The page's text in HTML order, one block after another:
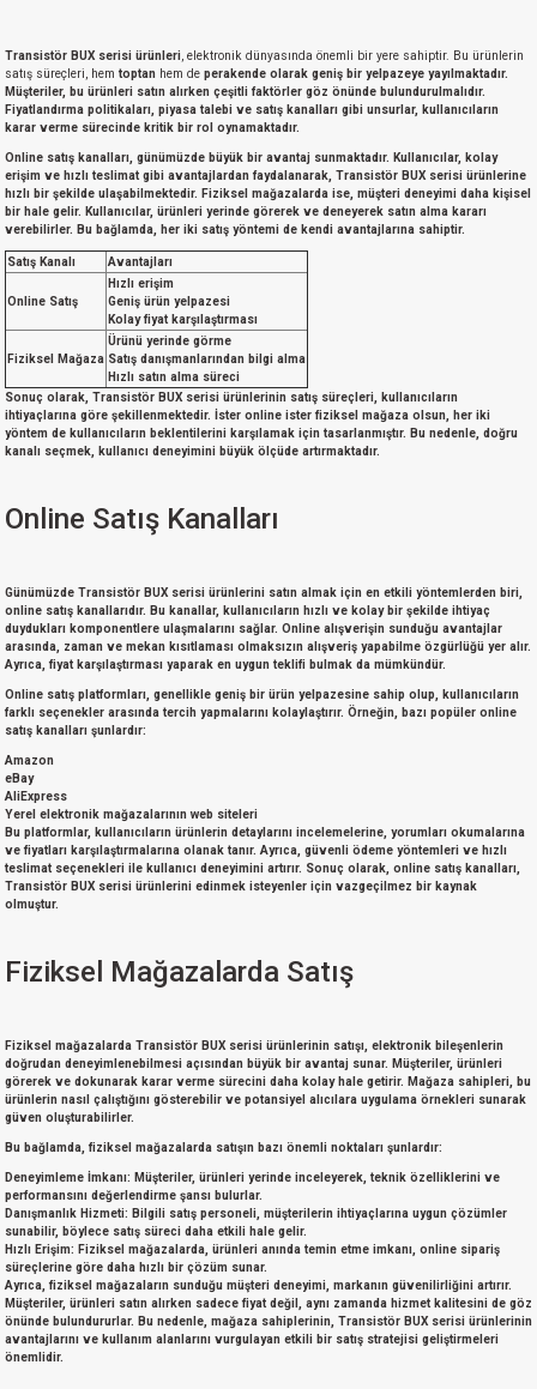
Transistör BUX serisi ürünleri, elektronik dünyasında önemli bir yere sahiptir. Bu ürünlerin
satış süreçleri, hem toptan hem de perakende olarak geniş bir yelpazeye yayılmaktadır.
Müşteriler, bu ürünleri satın alırken çeşitli faktörler göz önünde bulundurulmalıdır.
Fiyatlandırma politikaları, piyasa talebi ve satış kanalları gibi unsurlar, kullanıcıların
karar verme sürecinde kritik bir rol oynamaktadır.
Online satış kanalları, günümüzde büyük bir avantaj sunmaktadır. Kullanıcılar, kolay
erişim ve hızlı teslimat gibi avantajlardan faydalanarak, Transistör BUX serisi ürünlerine
hızlı bir şekilde ulaşabilmektedir. Fiziksel mağazalarda ise, müşteri deneyimi daha kişisel
bir hale gelir. Kullanıcılar, ürünleri yerinde görerek ve deneyerek satın alma kararı
verebilirler. Bu bağlamda, her iki satış yöntemi de kendi avantajlarına sahiptir.
Satış Kanalı Avantajları
Online Satış
Hızlı erişim
Geniş ürün yelpazesi
Kolay fiyat karşılaştırması
Fiziksel Mağaza
Ürünü yerinde görme
Satış danışmanlarından bilgi alma
Hızlı satın alma süreci
Sonuç olarak, Transistör BUX serisi ürünlerinin satış süreçleri, kullanıcıların
ihtiyaçlarına göre şekillenmektedir. İster online ister fiziksel mağaza olsun, her iki
yöntem de kullanıcıların beklentilerini karşılamak için tasarlanmıştır. Bu nedenle, doğru
kanalı seçmek, kullanıcı deneyimini büyük ölçüde artırmaktadır.
Online Satış Kanalları
Günümüzde Transistör BUX serisi ürünlerini satın almak için en etkili yöntemlerden biri,
online satış kanallarıdır. Bu kanallar, kullanıcıların hızlı ve kolay bir şekilde ihtiyaç
duydukları komponentlere ulaşmalarını sağlar. Online alışverişin sunduğu avantajlar
arasında, zaman ve mekan kısıtlaması olmaksızın alışveriş yapabilme özgürlüğü yer alır.
Ayrıca, fiyat karşılaştırması yaparak en uygun teklifi bulmak da mümkündür.
Online satış platformları, genellikle geniş bir ürün yelpazesine sahip olup, kullanıcıların
farklı seçenekler arasında tercih yapmalarını kolaylaştırır. Örneğin, bazı popüler online
satış kanalları şunlardır:
Amazon
eBay
AliExpress
Yerel elektronik mağazalarının web siteleri
Bu platformlar, kullanıcıların ürünlerin detaylarını incelemelerine, yorumları okumalarına
ve fiyatları karşılaştırmalarına olanak tanır. Ayrıca, güvenli ödeme yöntemleri ve hızlı
teslimat seçenekleri ile kullanıcı deneyimini artırır. Sonuç olarak, online satış kanalları,
Transistör BUX serisi ürünlerini edinmek isteyenler için vazgeçilmez bir kaynak
olmuştur.
Fiziksel Mağazalarda Satış
Fiziksel mağazalarda Transistör BUX serisi ürünlerinin satışı, elektronik bileşenlerin
doğrudan deneyimlenebilmesi açısından büyük bir avantaj sunar. Müşteriler, ürünleri
görerek ve dokunarak karar verme sürecini daha kolay hale getirir. Mağaza sahipleri, bu
ürünlerin nasıl çalıştığını gösterebilir ve potansiyel alıcılara uygulama örnekleri sunarak
güven oluşturabilirler.
Bu bağlamda, fiziksel mağazalarda satışın bazı önemli noktaları şunlardır:
Deneyimleme İmkanı: Müşteriler, ürünleri yerinde inceleyerek, teknik özelliklerini ve
performansını değerlendirme şansı bulurlar.
Danışmanlık Hizmeti: Bilgili satış personeli, müşterilerin ihtiyaçlarına uygun çözümler
sunabilir, böylece satış süreci daha etkili hale gelir.
Hızlı Erişim: Fiziksel mağazalarda, ürünleri anında temin etme imkanı, online sipariş
süreçlerine göre daha hızlı bir çözüm sunar.
Ayrıca, fiziksel mağazaların sunduğu müşteri deneyimi, markanın güvenilirliğini artırır.
Müşteriler, ürünleri satın alırken sadece fiyat değil, aynı zamanda hizmet kalitesini de göz
önünde bulundururlar. Bu nedenle, mağaza sahiplerinin, Transistör BUX serisi ürünlerinin
avantajlarını ve kullanım alanlarını vurgulayan etkili bir satış stratejisi geliştirmeleri
önemlidir.